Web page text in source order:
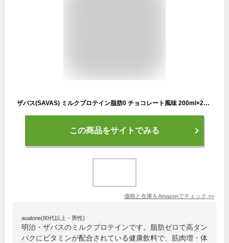
ザバス(SAVAS) ミルクプロテイン脂肪0 チョコレート風味 200ml×24 明治
この商品をサイトでみる
価格と在庫をAmazonでチェック >>
aualone(80代以上・男性)
明治・ザバスのミルクプロテインです。脂肪ゼロで高タン
パクにビタミンが配合されている健康飲料で、筋肉増・体